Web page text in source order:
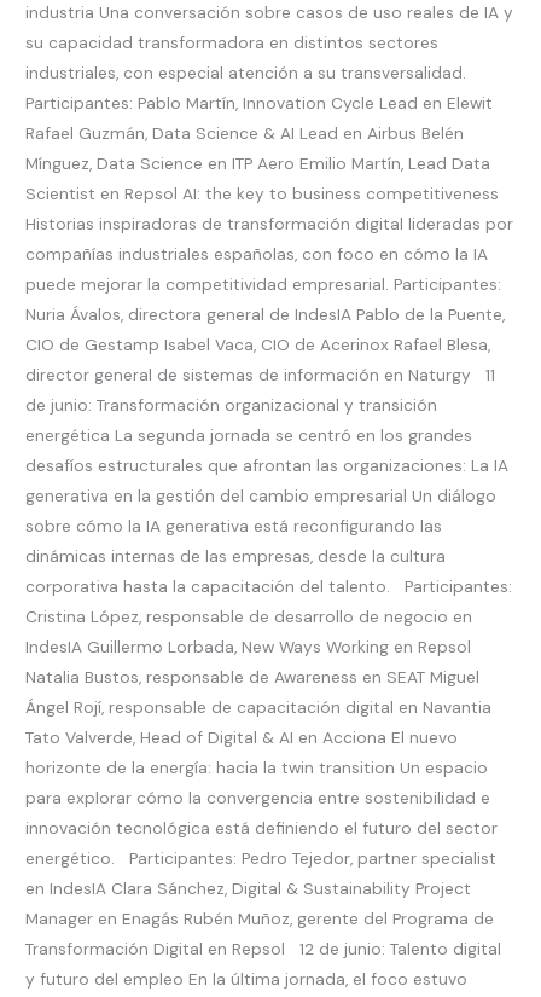
industria Una conversación sobre casos de uso reales de IA y
su capacidad transformadora en distintos sectores
industriales, con especial atención a su transversalidad.
Participantes: Pablo Martín, Innovation Cycle Lead en Elewit
Rafael Guzmán, Data Science & AI Lead en Airbus Belén
Mínguez, Data Science en ITP Aero Emilio Martín, Lead Data
Scientist en Repsol AI: the key to business competitiveness
Historias inspiradoras de transformación digital lideradas por
compañías industriales españolas, con foco en cómo la IA
puede mejorar la competitividad empresarial. Participantes:
Nuria Ávalos, directora general de IndesIA Pablo de la Puente,
CIO de Gestamp Isabel Vaca, CIO de Acerinox Rafael Blesa,
director general de sistemas de información en Naturgy 11
de junio: Transformación organizacional y transición
energética La segunda jornada se centró en los grandes
desafíos estructurales que afrontan las organizaciones: La IA
generativa en la gestión del cambio empresarial Un diálogo
sobre cómo la IA generativa está reconfigurando las
dinámicas internas de las empresas, desde la cultura
corporativa hasta la capacitación del talento. Participantes:
Cristina López, responsable de desarrollo de negocio en
IndesIA Guillermo Lorbada, New Ways Working en Repsol
Natalia Bustos, responsable de Awareness en SEAT Miguel
Ángel Rojí, responsable de capacitación digital en Navantia
Tato Valverde, Head of Digital & AI en Acciona El nuevo
horizonte de la energía: hacia la twin transition Un espacio
para explorar cómo la convergencia entre sostenibilidad e
innovación tecnológica está definiendo el futuro del sector
energético. Participantes: Pedro Tejedor, partner specialist
en IndesIA Clara Sánchez, Digital & Sustainability Project
Manager en Enagás Rubén Muñoz, gerente del Programa de
Transformación Digital en Repsol 12 de junio: Talento digital
y futuro del empleo En la última jornada, el foco estuvo